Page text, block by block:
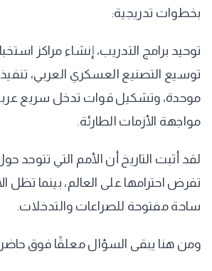
بخطوات تدريجية:
توحيد برامج التدريب، إنشاء مراكز
توسيع التصنيع العسكري العربي،
موحدة، وتشكيل قوات تدخل سريع
مواجهة الأزمات الطارئة.
لقد أثبت التاريخ أن الأمم التي تتوحد
تفرض احترامها على العالم، بينما تظل
ساحة مفتوحة للصراعات والتدخلات.
ومن هنا يبقى السؤال معلقًا فوق حاضر